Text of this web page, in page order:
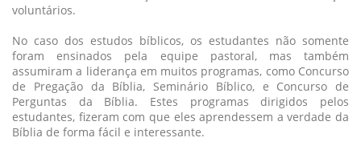
voluntários.
No caso dos estudos bíblicos, os estudantes não somente
foram ensinados pela equipe pastoral, mas também
assumiram a liderança em muitos programas, como Concurso
de Pregação da Bíblia, Seminário Bíblico, e Concurso de
Perguntas da Bíblia. Estes programas dirigidos pelos
estudantes, fizeram com que eles aprendessem a verdade da
Bíblia de forma fácil e interessante.